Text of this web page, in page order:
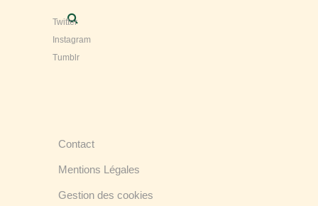
Twitter
Instagram
Tumblr
Contact
Mentions Légales
Gestion des cookies